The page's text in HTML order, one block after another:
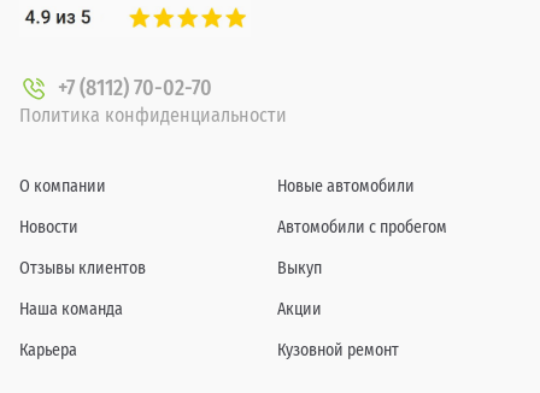
+7 (8112) 70-02-70
Политика конфиденциальности
О компании
Новости
Отзывы клиентов
Наша команда
Карьера
Новые автомобили
Автомобили с пробегом
Выкуп
Акции
Кузовной ремонт